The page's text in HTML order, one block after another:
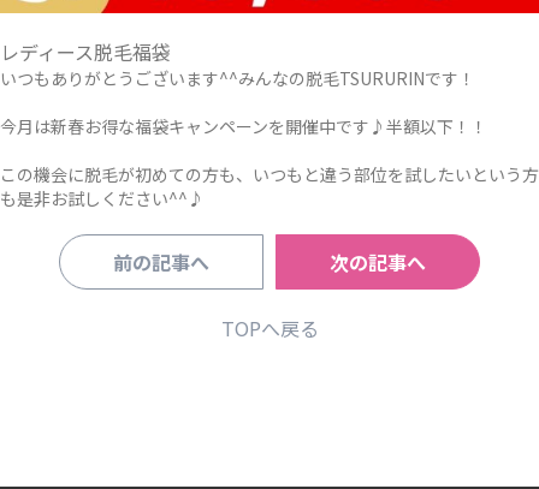
レディース脱毛福袋
いつもありがとうございます^^みんなの脱毛TSURURINです！
今月は新春お得な福袋キャンペーンを開催中です♪半額以下！！
この機会に脱毛が初めての方も、いつもと違う部位を試したいという方
も是非お試しください^^♪
前の記事へ 次の記事へ
TOPへ戻る